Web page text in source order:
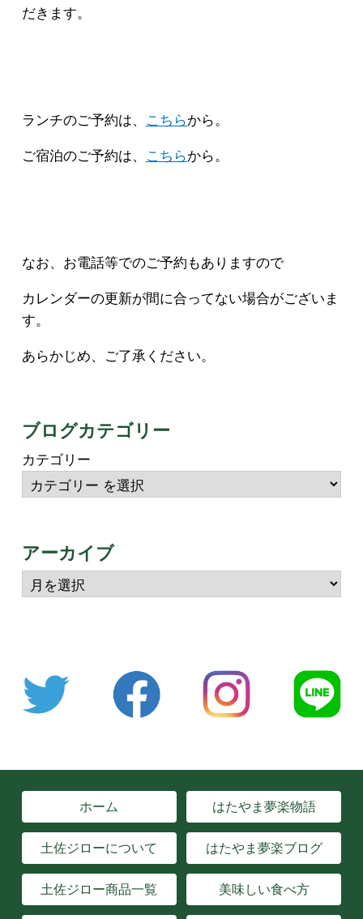
だきます。
ランチのご予約は、 こちらから。
ご宿泊のご予約は、 こちらから。
なお、お電話等でのご予約もありますので
カレンダーの更新が間に合ってない場合がございま
す。
あらかじめ、ご了承ください。
ブログカテゴリー
カテゴリー
アーカイブ
ホーム はたやま夢楽物語
土佐ジローについて はたやま夢楽ブログ
土佐ジロー商品一覧 美味しい食べ方